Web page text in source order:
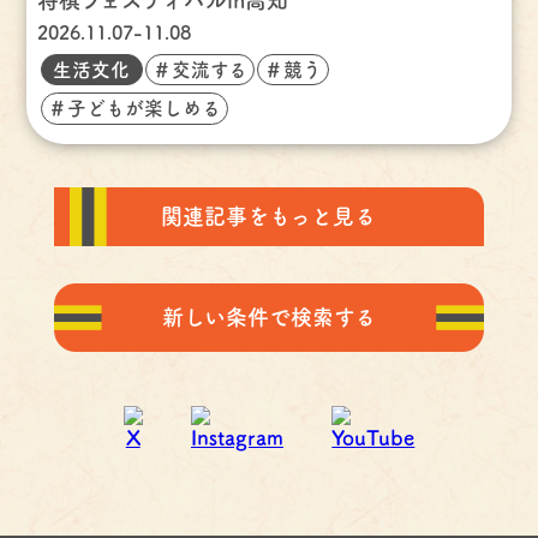
2026.11.07-11.08
生活文化
＃交流する ＃競う
＃子どもが楽しめる
関連記事をもっと見る
新しい条件で検索する